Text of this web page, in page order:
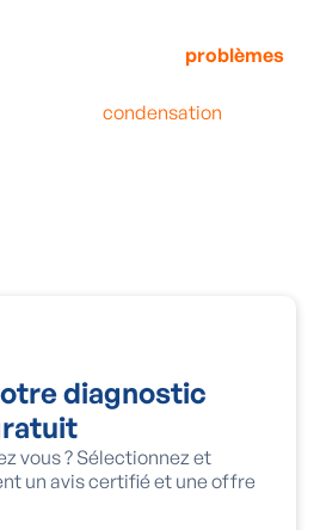
problèmes
condensation
diagnostic
vous ? Sélectionnez et
un avis certifié et une offre